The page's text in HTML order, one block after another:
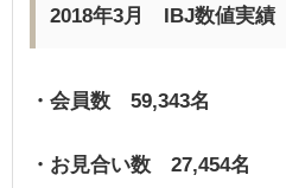
2018年3月 IBJ数値実績
・会員数 59,343名
・お見合い数 27,454名